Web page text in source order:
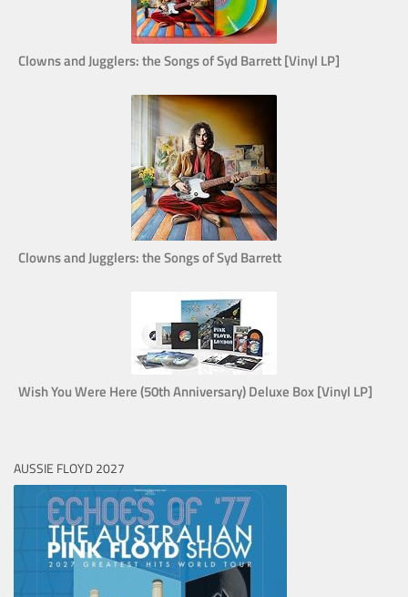
Clowns and Jugglers: the Songs of Syd Barrett [Vinyl LP]
Clowns and Jugglers: the Songs of Syd Barrett
Wish You Were Here (50th Anniversary) Deluxe Box [Vinyl LP]
AUSSIE FLOYD 2027